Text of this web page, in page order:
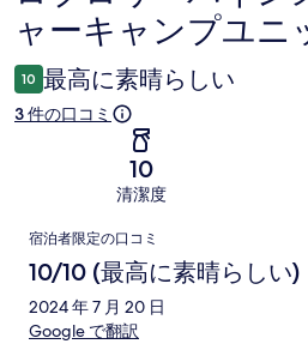
コ
ミ
ャーキャンプユニ
10 最高に素晴らしい
3 件の口コミ
10
清潔度
口
コ
ミ
宿泊者限定の口コミ
10/10 (最高に素晴らしい)
2024 年 7 月 20 日
Google で翻訳